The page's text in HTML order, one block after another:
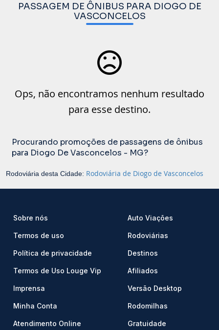
PASSAGEM DE ÔNIBUS PARA DIOGO DE
VASCONCELOS
Ops, não encontramos nenhum resultado
para esse destino.
Procurando promoções de passagens de ônibus
para Diogo De Vasconcelos - MG?
Rodoviária desta Cidade: Rodoviária de Diogo de Vasconcelos
Sobre nós
Termos de uso
Política de privacidade
Termos de Uso Louge Vip
Imprensa
Minha Conta
Atendimento Online
Auto Viações
Rodoviárias
Destinos
Afiliados
Versão Desktop
Rodomilhas
Gratuidade